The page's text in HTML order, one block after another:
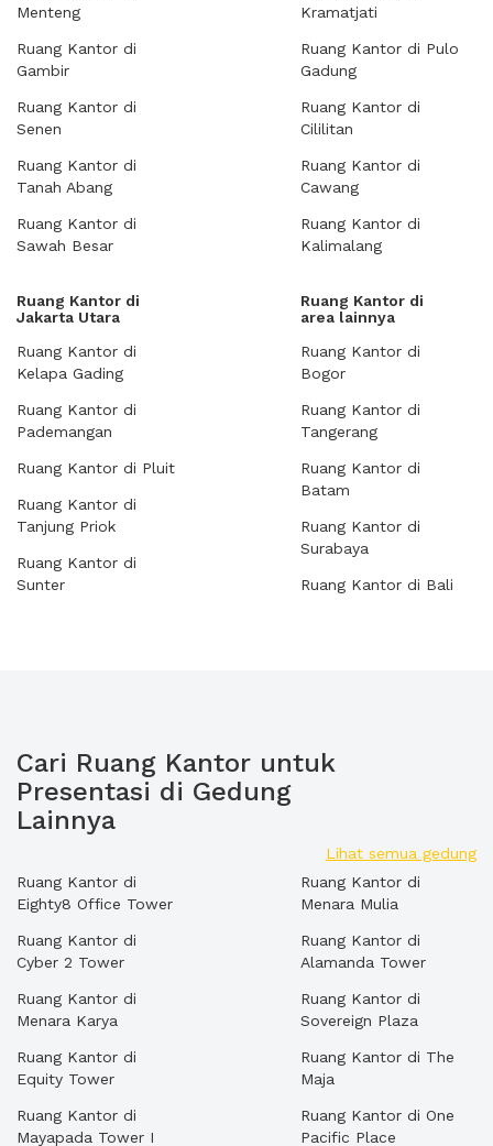
Menteng
Ruang Kantor di
Gambir
Ruang Kantor di
Senen
Ruang Kantor di
Tanah Abang
Ruang Kantor di
Sawah Besar
Kramatjati
Ruang Kantor di Pulo
Gadung
Ruang Kantor di
Cililitan
Ruang Kantor di
Cawang
Ruang Kantor di
Kalimalang
Ruang Kantor di
Jakarta Utara
Ruang Kantor di
Kelapa Gading
Ruang Kantor di
Pademangan
Ruang Kantor di Pluit
Ruang Kantor di
Tanjung Priok
Ruang Kantor di
Sunter
Ruang Kantor di
area lainnya
Ruang Kantor di
Bogor
Ruang Kantor di
Tangerang
Ruang Kantor di
Batam
Ruang Kantor di
Surabaya
Ruang Kantor di Bali
Cari Ruang Kantor untuk
Presentasi di Gedung
Lainnya
Lihat semua gedung
Ruang Kantor di
Eighty8 Office Tower
Ruang Kantor di
Cyber 2 Tower
Ruang Kantor di
Menara Karya
Ruang Kantor di
Equity Tower
Ruang Kantor di
Mayapada Tower I
Ruang Kantor di
Menara Mulia
Ruang Kantor di
Alamanda Tower
Ruang Kantor di
Sovereign Plaza
Ruang Kantor di The
Maja
Ruang Kantor di One
Pacific Place